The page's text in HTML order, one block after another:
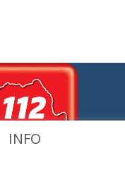
INFO